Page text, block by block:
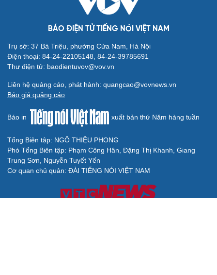
BÁO ĐIỆN TỬ TIẾNG NÓI VIỆT NAM
Trụ sở: 37 Bà Triệu, phường Cửa Nam, Hà Nội
Điện thoại: 84-24-22105148, 84-24-39785691
Thư điện tử: baodientuvov@vov.vn
Liên hệ quảng cáo, phát hành: quangcao@vovnews.vn
Báo giá quảng cáo
Báo in xuất bản thứ Năm hàng tuần
Tổng Biên tập: NGÔ THIỆU PHONG
Phó Tổng Biên tập: Phạm Công Hân, Đặng Thị Khanh, Giang
Trung Sơn, Nguyễn Tuyết Yến
Cơ quan chủ quản: ĐÀI TIẾNG NÓI VIỆT NAM